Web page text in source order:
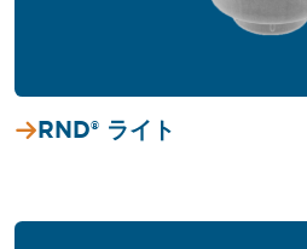
RND® ライト